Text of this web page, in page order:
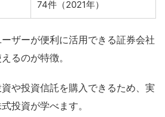
74件（2021年）
ザーが便利に活用できる証券会社
るのが特徴。
や投資信託を購入できるため、実
投資が学べます。